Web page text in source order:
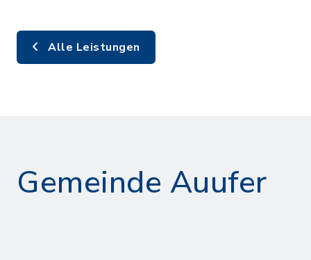
Alle Leistungen
Gemeinde Auufer